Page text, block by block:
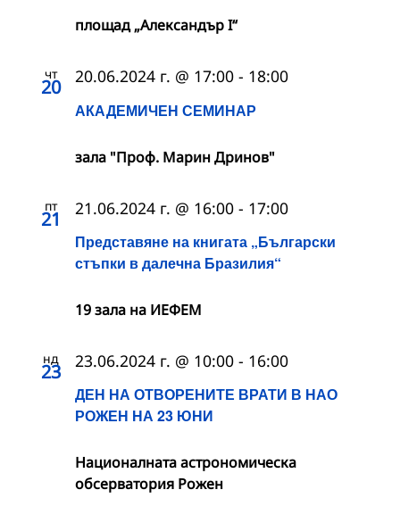
площад „Александър I“
чт
20
АКАДЕМИЧЕН СЕМИНАР
20.06.2024 г. @ 17:00 - 18:00
зала "Проф. Марин Дринов"
пт
21
Представяне на книгата „Български
стъпки в далечна Бразилия“
21.06.2024 г. @ 16:00 - 17:00
19 зала на ИЕФЕМ
нд
23
ДЕН НА ОТВОРЕНИТЕ ВРАТИ В НАО
РОЖЕН НА 23 ЮНИ
23.06.2024 г. @ 10:00 - 16:00
Националната астрономическа
обсерватория Рожен